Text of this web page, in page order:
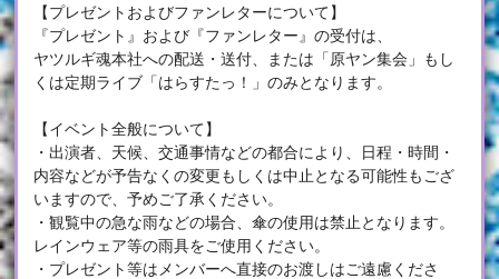
【プレゼントおよびファンレターについて】
『プレゼント』および『ファンレター』の受付は、
ヤツルギ魂本社への配送・送付、または「原ヤン集会」もし
くは定期ライブ「はらすたっ！」のみとなります。
【イベント全般について】
・出演者、天候、交通事情などの都合により、日程・時間・
内容などが予告なくの変更もしくは中止となる可能性もござ
いますので、予めご了承ください。
・観覧中の急な雨などの場合、傘の使用は禁止となります。
レインウェア等の雨具をご使用ください。
・プレゼント等はメンバーへ直接のお渡しはご遠慮くださ